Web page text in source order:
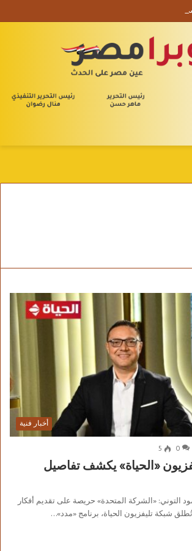
الإدارية (1) من يلا إدارة
أخبار فنية
0
5
«الحياة» يكشف تفاصيل
«الشركة المتحدة» حريصة على تقديم أفكار
شبكة تليفزيون الحياة، برنامج «مدد»…